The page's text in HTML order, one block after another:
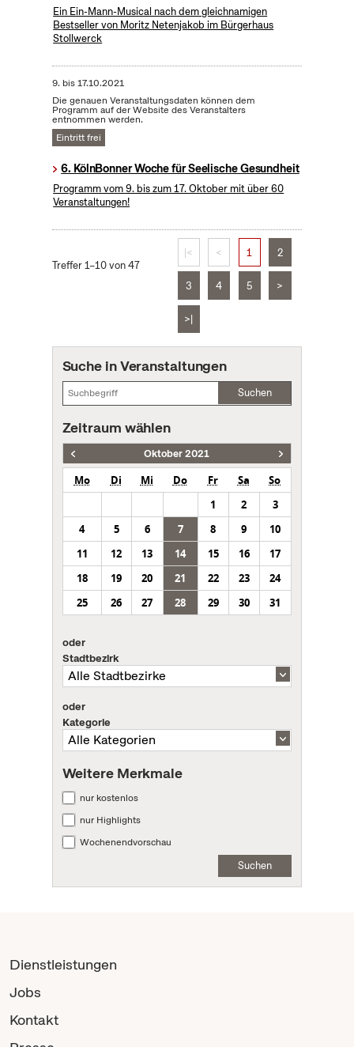
Ein Ein-Mann-Musical nach dem gleichnamigen
Bestseller von Moritz Netenjakob im Bürgerhaus
Stollwerck
9. bis17.10.2021
Die genauen Veranstaltungsdaten können dem
Programm auf der Website des Veranstalters
entnommen werden.
Eintritt frei
6. KölnBonner Woche für Seelische Gesundheit
Programm vom 9. bis zum 17. Oktober mit über 60
Veranstaltungen!
Treffer 1–10 von 47
|< < 1 2
3 4 5 >
>|
Suche in Veranstaltungen
Suchen
Zeitraum wählen
Oktober 2021
Mo Di Mi Do Fr Sa
So
1
2
3
4
5 6 7 8 9
10
11
12 13 14 15 16
17
18
19 20 21 22 23
24
25
26 27 28 29 30 31
oder
Stadtbezirk
oder
Kategorie
Weitere Merkmale
nur kostenlos
nur Highlights
Wochenendvorschau
Suchen
Dienstleistungen
Jobs
Kontakt